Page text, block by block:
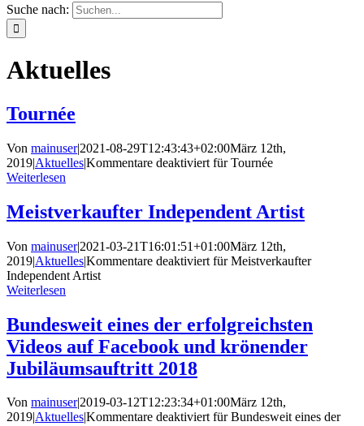
Suche nach:
Aktuelles
Tournée
Von mainuser|2021-08-29T12:43:43+02:00März 12th,
2019|Aktuelles|Kommentare deaktiviert für Tournée
Weiterlesen
Meistverkaufter Independent Artist
Von mainuser|2021-03-21T16:01:51+01:00März 12th,
2019|Aktuelles|Kommentare deaktiviert für Meistverkaufter
Independent Artist
Weiterlesen
Bundesweit eines der erfolgreichsten
Videos auf Facebook und krönender
Jubiläumsauftritt 2018
Von mainuser|2019-03-12T12:23:34+01:00März 12th,
2019|Aktuelles|Kommentare deaktiviertfür Bundesweit eines der